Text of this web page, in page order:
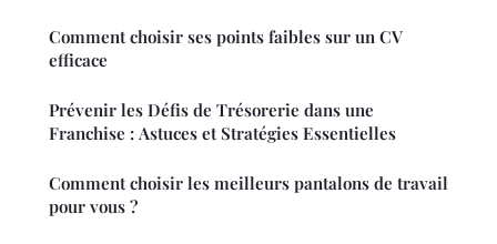
Comment choisir ses points faibles sur un CV
efficace
Prévenir les Défis de Trésorerie dans une
Franchise : Astuces et Stratégies Essentielles
Comment choisir les meilleurs pantalons de travail
pour vous ?